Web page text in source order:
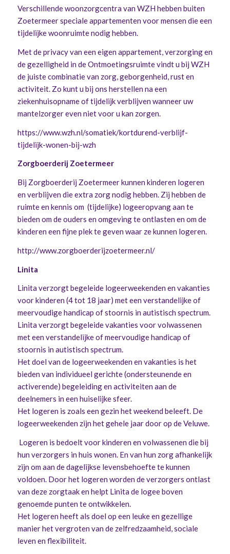
Verschillende woonzorgcentra van WZH hebben buiten
Zoetermeer speciale appartementen voor mensen die een
tijdelijke woonruimte nodig hebben.
Met de privacy van een eigen appartement, verzorging en
de gezelligheid in de Ontmoetingsruimte vindt u bij WZH
de juiste combinatie van zorg, geborgenheid, rust en
activiteit. Zo kunt u bij ons herstellen na een
ziekenhuisopname of tijdelijk verblijven wanneer uw
mantelzorger even niet voor u kan zorgen.
https://www.wzh.nl/somatiek/kortdurend-verblijf-
tijdelijk-wonen-bij-wzh
Zorgboerderij Zoetermeer
Bij Zorgboerderij Zoetermeer kunnen kinderen logeren
en verblijven die extra zorg nodig hebben. Zij hebben de
ruimte en kennis om (tijdelijke) logeeropvang aan te
bieden om de ouders en omgeving te ontlasten en om de
kinderen een fijne plek te geven waar ze kunnen logeren.
http://www.zorgboerderijzoetermeer.nl/
Linita
Linita verzorgt begeleide logeerweekenden en vakanties
voor kinderen (4 tot 18 jaar) met een verstandelijke of
meervoudige handicap of stoornis in autistisch spectrum.
Linita verzorgt begeleide vakanties voor volwassenen
met een verstandelijke of meervoudige handicap of
stoornis in autistisch spectrum.
Het doel van de logeerweekenden en vakanties is het
bieden van individueel gerichte (ondersteunende en
activerende) begeleiding en activiteiten aan de
deelnemers in een huiselijke sfeer.
Het logeren is zoals een gezin het weekend beleeft. De
logeerweekenden zijn het gehele jaar door op de Veluwe.
Logeren is bedoelt voor kinderen en volwassenen die bij
hun verzorgers in huis wonen. En van hun zorg afhankelijk
zijn om aan de dagelijkse levensbehoefte te kunnen
voldoen. Door het logeren worden de verzorgers ontlast
van deze zorgtaak en helpt Linita de logee boven
genoemde punten te ontwikkelen.
Het logeren heeft als doel op een leuke en gezellige
manier het vergroten van de zelfredzaamheid, sociale
leven en flexibiliteit.